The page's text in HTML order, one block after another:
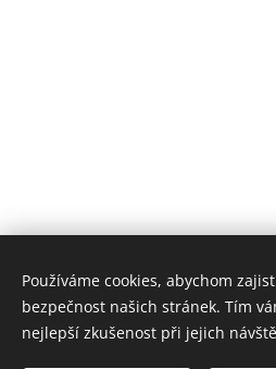
Používáme cookies, abychom
bezpečnost našich stránek. Tím
nejlepší zkušenost při jejich